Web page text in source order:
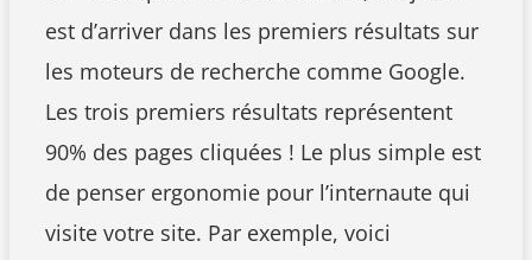
est d’arriver dans les premiers résultats sur
les moteurs de recherche comme Google.
Les trois premiers résultats représentent
90% des pages cliquées ! Le plus simple est
de penser ergonomie pour l’internaute qui
visite votre site. Par exemple, voici